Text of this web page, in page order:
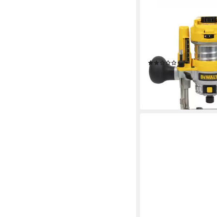
Oberfräse DEWALT
Kombifräse, 18 V
(1)
ab 365,28 €
lieferbar - in 2-3